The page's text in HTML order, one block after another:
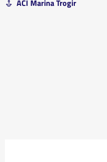
ACI Marina Trogir